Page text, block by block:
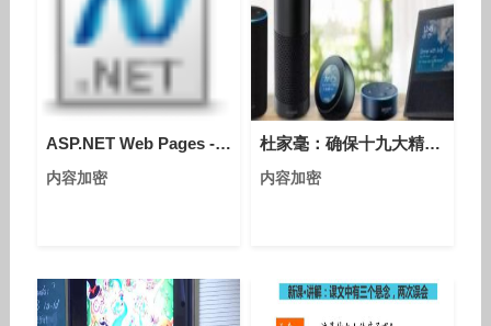
ASP.NET Web Pages - Chart 帮助器
内容加密
杜家毫：确保十九大精神家喻户晓深入人心
内容加密